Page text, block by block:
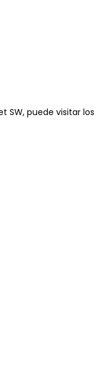
SW, puede visitar los